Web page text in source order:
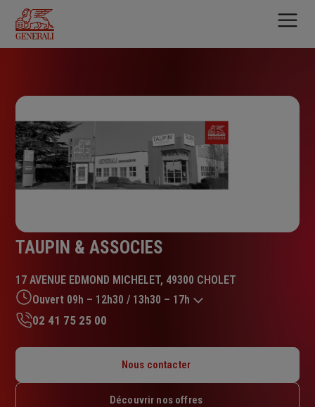
contenu
principal
TAUPIN & ASSOCIES
17 AVENUE EDMOND MICHELET, 49300 CHOLET
Ouvert 09h – 12h30 / 13h30 – 17h
Mardi : 09h – 12h30 / 13h30 – 18h
Jeudi : 09h – 12h30 / 13h30 – 18h
02 41 75 25 00
Nous contacter
Découvrir nos offres